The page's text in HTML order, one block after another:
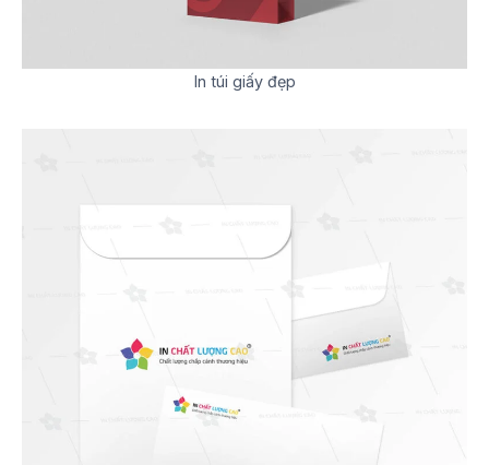
In túi giấy đẹp